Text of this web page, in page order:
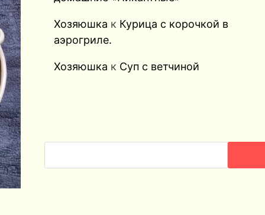
Хозяюшка к Курица с корочкой в
аэрогриле.
Хозяюшка к Суп с ветчиной